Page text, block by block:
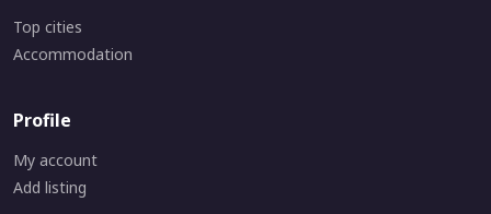
Top cities
Accommodation
Profile
My account
Add listing